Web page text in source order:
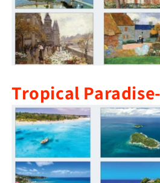
Tropical